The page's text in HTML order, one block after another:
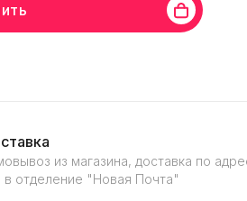
из магазина, доставка по
в отделение "Новая Почта"